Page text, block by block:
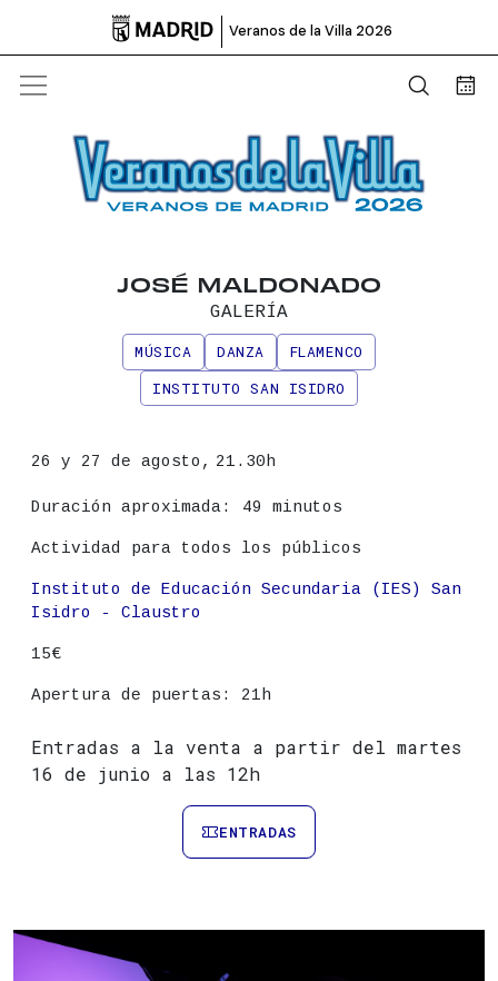
 Veranos de la Villa 2026
Abrir
JOSÉ MALDONADO
GALERÍA
MÚSICA
DANZA
FLAMENCO
INSTITUTO SAN ISIDRO
Información principal del
Fecha
26 y 27 de agosto, 21.30h
Duración aproximada: 49 minutos
Actividad para todos los públicos
Lugar
Instituto de Educación Secundaria (IES) San
Isidro - Claustro
Precio
15€
Apertura de puertas: 21h
Entradas a la venta a partir del martes
16 de junio a las 12h
ENTRADAS